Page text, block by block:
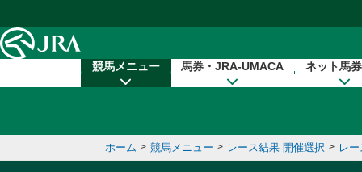
競馬メニュー 馬券・JRA-UMACA ネット馬
ホーム > 競馬メニュー > レース結果 開催選択 > レ